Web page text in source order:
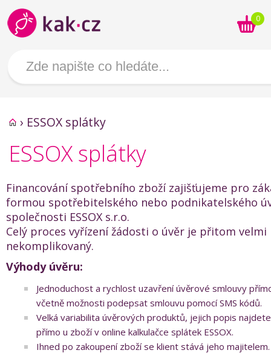
0
› ESSOX splátky
ESSOX splátky
Financování spotřebního zboží zajišťujeme pro
formou spotřebitelského nebo podnikatelského
společnosti ESSOX s.r.o.
Celý proces vyřízení žádosti o úvěr je přitom velmi
nekomplikovaný.
Výhody úvěru:
Jednoduchost a rychlost uzavření úvěrové smlouvy
včetně možnosti podepsat smlouvu pomocí SMS kódů.
Velká variabilita úvěrových produktů, jejich popis
přímo u zboží v online kalkulačce splátek ESSOX.
Ihned po zakoupení zboží se klient stává jeho majitelem.